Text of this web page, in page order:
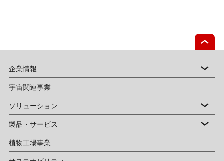
企業情報
宇宙関連事業
ソリューション
製品・サービス
植物工場事業